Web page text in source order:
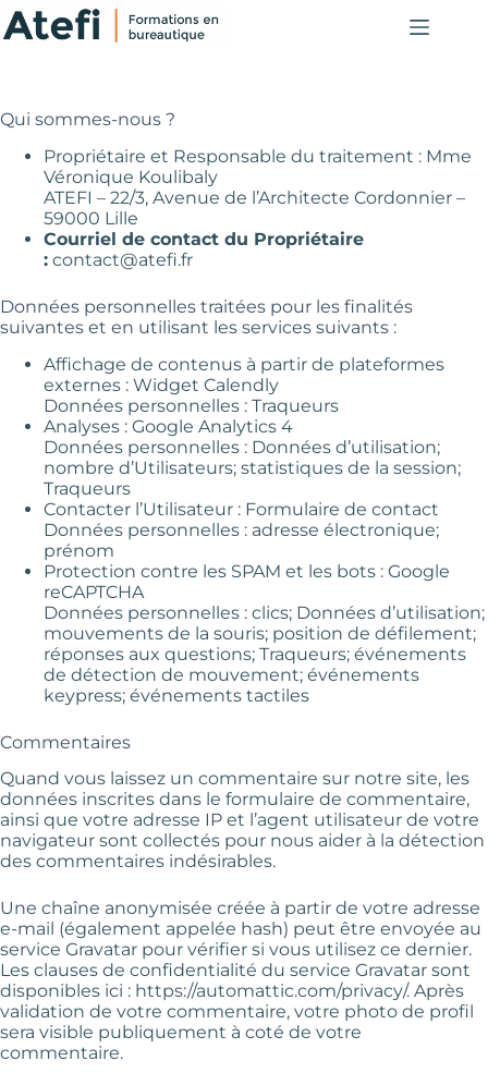
Passer
au
Qui sommes-nous ?
Propriétaire et Responsable du traitement : Mme
Véronique Koulibaly
ATEFI – 22/3, Avenue de l’Architecte Cordonnier –
59000 Lille
Courriel de contact du Propriétaire
: contact@atefi.fr
Données personnelles traitées pour les finalités
suivantes et en utilisant les services suivants :
Affichage de contenus à partir de plateformes
externes : Widget Calendly
Données personnelles : Traqueurs
Analyses : Google Analytics 4
Données personnelles : Données d’utilisation;
nombre d’Utilisateurs; statistiques de la session;
Traqueurs
Contacter l’Utilisateur : Formulaire de contact
Données personnelles : adresse électronique;
prénom
Protection contre les SPAM et les bots : Google
reCAPTCHA
Données personnelles : clics; Données d’utilisation;
mouvements de la souris; position de défilement;
réponses aux questions; Traqueurs; événements
de détection de mouvement; événements
keypress; événements tactiles
Commentaires
Quand vous laissez un commentaire sur notre site, les
données inscrites dans le formulaire de commentaire,
ainsi que votre adresse IP et l’agent utilisateur de votre
navigateur sont collectés pour nous aider à la détection
des commentaires indésirables.
Une chaîne anonymisée créée à partir de votre adresse
e-mail (également appelée hash) peut être envoyée au
service Gravatar pour vérifier si vous utilisez ce dernier.
Les clauses de confidentialité du service Gravatar sont
disponibles ici : https://automattic.com/privacy/. Après
validation de votre commentaire, votre photo de profil
sera visible publiquement à coté de votre
commentaire.